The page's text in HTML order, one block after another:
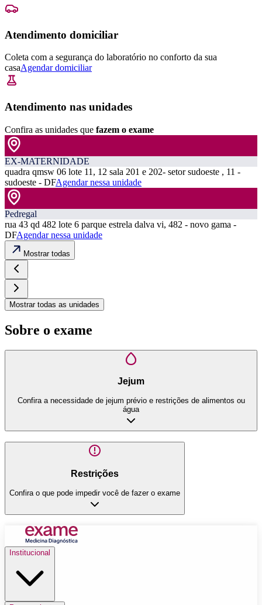
Atendimento domiciliar
Coleta com a segurança do laboratório no conforto da sua
casaAgendar domiciliar
Atendimento nas unidades
Confira as unidades que fazem o exame
EX-MATERNIDADE
quadra qmsw 06 lote 11, 12 sala 201 e 202- setor sudoeste , 11 -
sudoeste - DFAgendar nessa unidade
Pedregal
rua 43 qd 482 lote 6 parque estrela dalva vi, 482 - novo gama -
DFAgendar nessa unidade
Mostrar todas
Mostrar todas as unidades
Sobre o exame
Jejum
Confira a necessidade de jejum prévio e restrições de alimentos ou
água
Restrições
Confira o que pode impedir você de fazer o exame
Institucional